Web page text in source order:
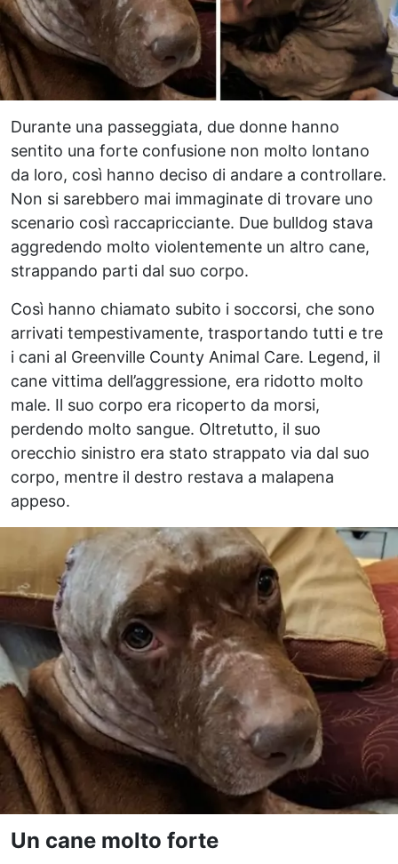
Durante una passeggiata, due donne hanno
sentito una forte confusione non molto lontano
da loro, così hanno deciso di andare a controllare.
Non si sarebbero mai immaginate di trovare uno
scenario così raccapricciante. Due bulldog stava
aggredendo molto violentemente un altro cane,
strappando parti dal suo corpo.
Così hanno chiamato subito i soccorsi, che sono
arrivati tempestivamente, trasportando tutti e tre
i cani al Greenville County Animal Care. Legend, il
cane vittima dell’aggressione, era ridotto molto
male. Il suo corpo era ricoperto da morsi,
perdendo molto sangue. Oltretutto, il suo
orecchio sinistro era stato strappato via dal suo
corpo, mentre il destro restava a malapena
appeso.
Un cane molto forte